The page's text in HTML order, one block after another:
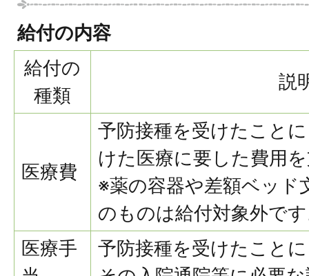
給付の内容
給付の
種類
説
医療費
予防接種を受けたこと
けた医療に要した費用
※薬の容器や差額ベッド
のものは給付対象外で
医療手
予防接種を受けたこと